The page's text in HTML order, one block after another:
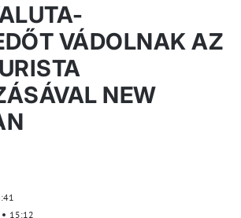
VÁDOLNAK AZ
NEW
15:12